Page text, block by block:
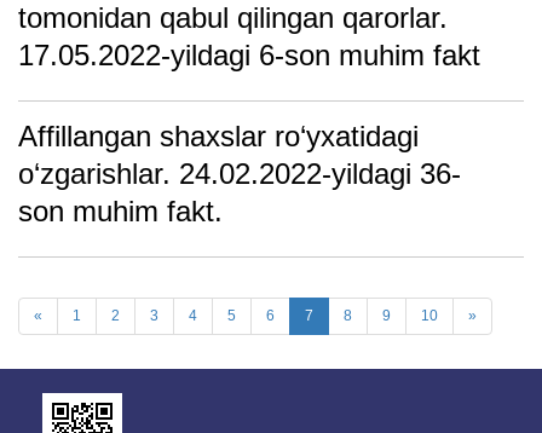
tomonidаn qаbul qilingаn qаrorlаr.
17.05.2022-yildagi 6-son muhim fakt
Affillangan shaxslar ro‘yxatidagi
o‘zgarishlar. 24.02.2022-yildagi 36-
son muhim fakt.
« 1 2 3 4 5 6 7 8 9 10 »